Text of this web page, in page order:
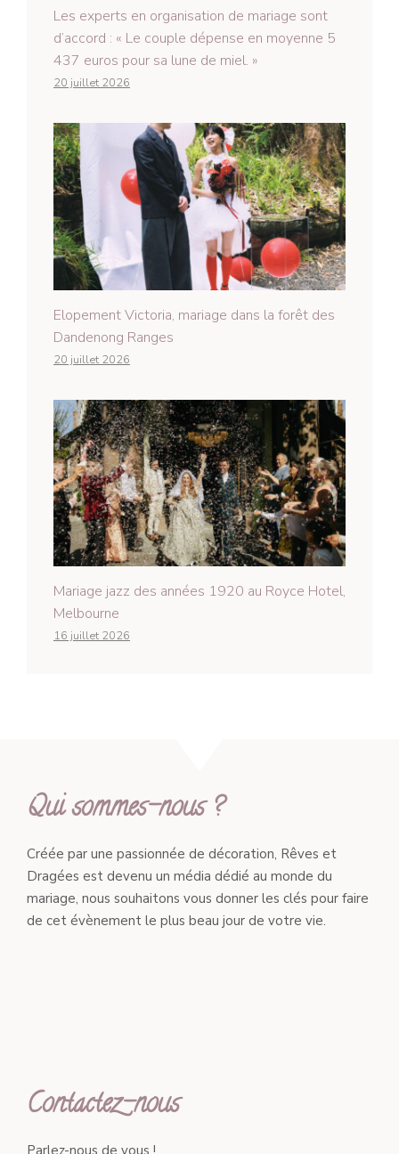
Les experts en organisation de mariage sont
d’accord : « Le couple dépense en moyenne 5
437 euros pour sa lune de miel. »
20 juillet 2026
Elopement Victoria, mariage dans la forêt des
Dandenong Ranges
20 juillet 2026
Mariage jazz des années 1920 au Royce Hotel,
Melbourne
16 juillet 2026
Qui sommes-nous ?
Créée par une passionnée de décoration, Rêves et
Dragées est devenu un média dédié au monde du
mariage, nous souhaitons vous donner les clés pour faire
de cet évènement le plus beau jour de votre vie.
Contactez-nous
Parlez-nous de vous !